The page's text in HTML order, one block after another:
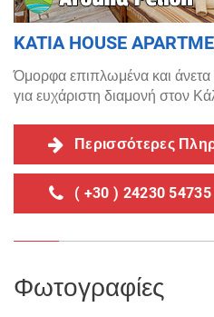
KATIA HOUSE
Όμορφα επιπλωμένα και άνετα
για ευχάριστη διαμονή στον
Περισσότερες
( +30 ) 24230 54735
Φωτογραφίες